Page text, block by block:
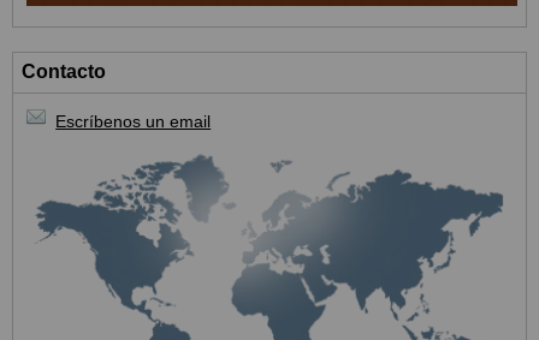
Contacto
Escríbenos un email